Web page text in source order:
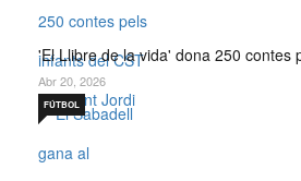
'El Llibre de la vida' dona 250
Abr 20, 2026
FÚTBOL